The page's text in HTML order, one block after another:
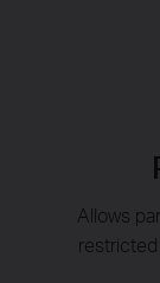
Allows